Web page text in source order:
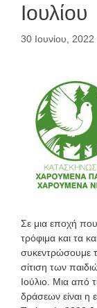
Ιουλίου
30 Ιουνίου, 2022
Σε μια εποχή
τρόφιμα και τα
συκεντρώσουμε
σίτιση των
Ιούλιο. Μια από
δράσεων είναι η